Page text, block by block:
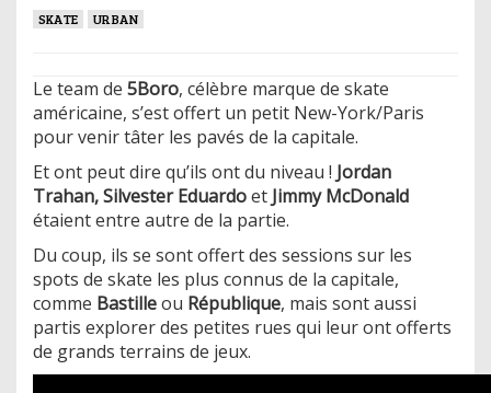
SKATE URBAN
Le team de 5Boro, célèbre marque de skate
américaine, s’est offert un petit New-York/Paris
pour venir tâter les pavés de la capitale.
Et ont peut dire qu’ils ont du niveau ! Jordan
Trahan, Silvester Eduardoet Jimmy McDonald
étaient entre autre de la partie.
Du coup, ils se sont offert des sessions sur les
spots de skate les plus connus de la capitale,
comme Bastilleou République, mais sont aussi
partis explorer des petites rues qui leur ont offerts
de grands terrains de jeux.